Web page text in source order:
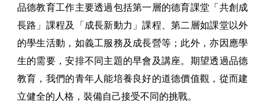
品德教育工作主要透過包括第一層的德育課堂「共創成
長路」課程及「成長新動力」課程、第二層如課堂以外
的學生活動，如義工服務及成長營等；此外，亦因應學
生的需要，安排不同主題的早會及講座。期望透過品德
教育，我們的青年人能培養良好的道德價值觀，從而建
立健全的人格，裝備自己接受不同的挑戰。